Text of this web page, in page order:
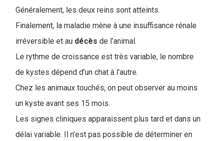
Généralement, les deux reins sont atteints.
Finalement, la maladie mène à une insuffisance rénale
irréversible et au décès de l’animal.
Le rythme de croissance est très variable, le nombre
de kystes dépend d'un chat à l'autre.
Chez les animaux touchés, on peut observer au moins
un kyste avant ses 15 mois.
Les signes cliniques apparaissent plus tard et dans un
délai variable. Il n’est pas possible de déterminer en